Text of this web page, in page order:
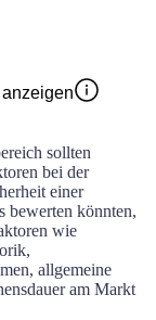
sollten
bei der
einer
bewerten könnten,
wie
allgemeine
am Markt